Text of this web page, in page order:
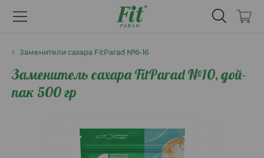
Заменители сахара FitParad №6-16
Заменитель сахара FitParad №10, дой-
пак 500 гр